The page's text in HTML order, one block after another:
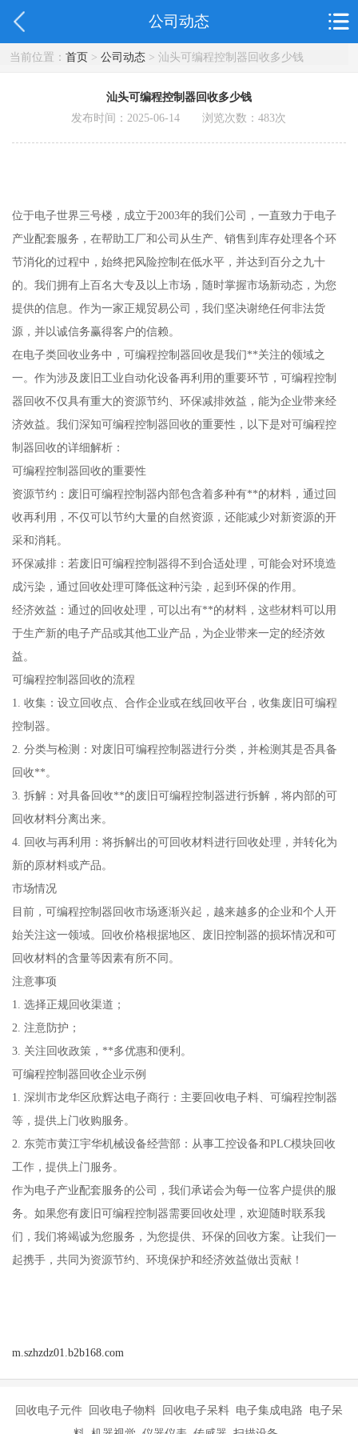
公司动态
当前位置： 首页> 公司动态> 汕头可编程控制器回收多少钱
汕头可编程控制器回收多少钱
发布时间：2025-06-14 浏览次数：483次
位于电子世界三号楼，成立于2003年的我们公司，一直致力于电子
产业配套服务，在帮助工厂和公司从生产、销售到库存处理各个环
节消化的过程中，始终把风险控制在低水平，并达到百分之九十
的。我们拥有上百名大专及以上市场，随时掌握市场新动态，为您
提供的信息。作为一家正规贸易公司，我们坚决谢绝任何非法货
源，并以诚信务赢得客户的信赖。
在电子类回收业务中，可编程控制器回收是我们**关注的领域之
一。作为涉及废旧工业自动化设备再利用的重要环节，可编程控制
器回收不仅具有重大的资源节约、环保减排效益，能为企业带来经
济效益。我们深知可编程控制器回收的重要性，以下是对可编程控
制器回收的详细解析：
可编程控制器回收的重要性
资源节约：废旧可编程控制器内部包含着多种有**的材料，通过回
收再利用，不仅可以节约大量的自然资源，还能减少对新资源的开
采和消耗。
环保减排：若废旧可编程控制器得不到合适处理，可能会对环境造
成污染，通过回收处理可降低这种污染，起到环保的作用。
经济效益：通过的回收处理，可以出有**的材料，这些材料可以用
于生产新的电子产品或其他工业产品，为企业带来一定的经济效
益。
可编程控制器回收的流程
1. 收集：设立回收点、合作企业或在线回收平台，收集废旧可编程
控制器。
2. 分类与检测：对废旧可编程控制器进行分类，并检测其是否具备
回收**。
3. 拆解：对具备回收**的废旧可编程控制器进行拆解，将内部的可
回收材料分离出来。
4. 回收与再利用：将拆解出的可回收材料进行回收处理，并转化为
新的原材料或产品。
市场情况
目前，可编程控制器回收市场逐渐兴起，越来越多的企业和个人开
始关注这一领域。回收价格根据地区、废旧控制器的损坏情况和可
回收材料的含量等因素有所不同。
注意事项
1. 选择正规回收渠道；
2. 注意防护；
3. 关注回收政策，**多优惠和便利。
可编程控制器回收企业示例
1. 深圳市龙华区欣辉达电子商行：主要回收电子料、可编程控制器
等，提供上门收购服务。
2. 东莞市黄江宇华机械设备经营部：从事工控设备和PLC模块回收
工作，提供上门服务。
作为电子产业配套服务的公司，我们承诺会为每一位客户提供的服
务。如果您有废旧可编程控制器需要回收处理，欢迎随时联系我
们，我们将竭诚为您服务，为您提供、环保的回收方案。让我们一
起携手，共同为资源节约、环境保护和经济效益做出贡献！
m.szhzdz01.b2b168.com
回收电子元件 回收电子物料 回收电子呆料 电子集成电路 电子呆